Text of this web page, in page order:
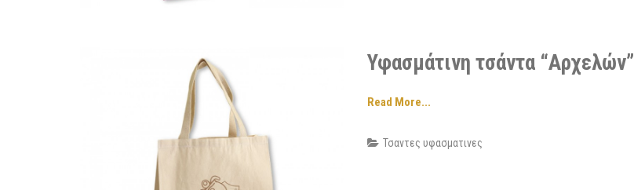
Υφασμάτινη τσάντα “Αρχελών”
Read More...
Τσαντες υφασματινες